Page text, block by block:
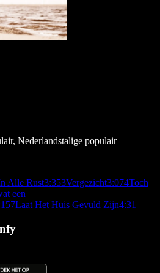
Nederlandstalige populair
Alle Rust3:353Vergezicht3:074Toch
een
7Laat Het Huis Gevuld Zijn4:31